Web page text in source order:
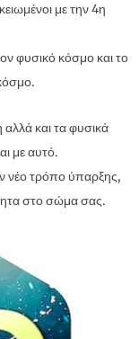
με την 4η
φυσικό κόσμο και το
αλλά και τα φυσικά
με αυτό.
νέο τρόπο ύπαρξης,
στο σώμα σας.